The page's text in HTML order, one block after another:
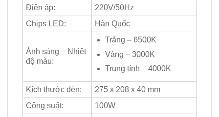
Điện áp:
220V/50Hz
Chips LED:
Hàn Quốc
Ánh sáng – Nhiệt
độ màu:
Trắng – 6500K
Vàng – 3000K
Trung tính – 4000K
Kích thước đèn:
275 x 208 x 40 mm
Công suất:
100W